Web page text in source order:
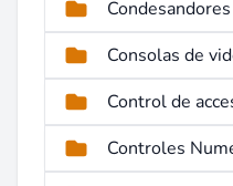
Condesandores
Consolas de
Control de
Controles